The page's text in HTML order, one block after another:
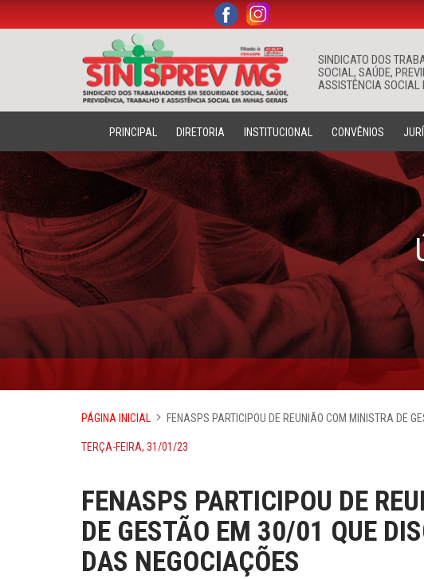
SINDICATO DOS
SOCIAL, SAÚDE,
ASSISTÊNCIA SOCIAL
. .
PRINCIPAL DIRETORIA INSTITUCIONAL CONVÊNIOS
PÁGINA INICIAL FENASPS PARTICIPOU DE REUNIÃO COM MINISTRA DE
TERÇA-FEIRA, 31/01/23
FENASPS PARTICIPOU DE
DE GESTÃO EM 30/01 QUE
DAS NEGOCIAÇÕES